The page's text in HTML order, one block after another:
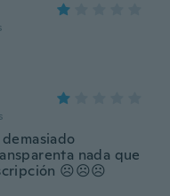
nada que
☹️☹️☹️